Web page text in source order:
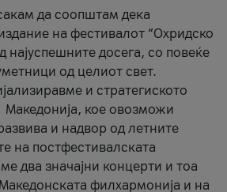
да соопштам дека
на фестивалот “Охридско
најуспешните досега, со повеќе
од целиот свет.
и стратегиското
Македонија, кое овозможи
и надвор од летните
на постфестивалската
два значајни концерти и тоа
филхармонија и на